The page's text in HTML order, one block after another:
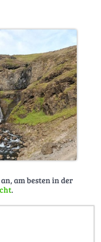
am besten in der
.